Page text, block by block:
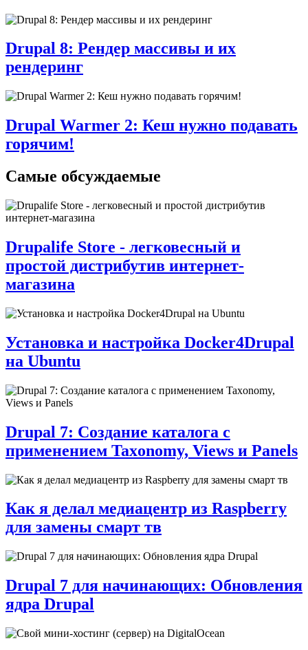
Drupal 8: Рендер массивы и их
рендеринг
Drupal Warmer 2: Кеш нужно подавать
горячим!
Самые обсуждаемые
Drupalife Store - легковесный и
простой дистрибутив интернет-
магазина
Установка и настройка Docker4Drupal
на Ubuntu
Drupal 7: Создание каталога с
применением Taxonomy, Views и Panels
Как я делал медиацентр из Raspberry
для замены смарт тв
Drupal 7 для начинающих: Обновления
ядра Drupal